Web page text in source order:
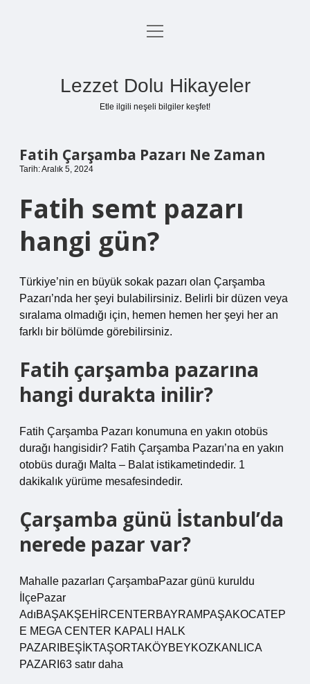
Anasayfa
menüyü
Lezzet Dolu Hikayeler
Etle ilgili neşeli bilgiler keşfet!
Fatih Çarşamba Pazarı Ne Zaman
Tarih: Aralık 5, 2024
Fatih semt pazarı
hangi gün?
Türkiye’nin en büyük sokak pazarı olan Çarşamba
Pazarı’nda her şeyi bulabilirsiniz. Belirli bir düzen veya
sıralama olmadığı için, hemen hemen her şeyi her an
farklı bir bölümde görebilirsiniz.
Fatih çarşamba pazarına
hangi durakta inilir?
Fatih Çarşamba Pazarı konumuna en yakın otobüs
durağı hangisidir? Fatih Çarşamba Pazarı’na en yakın
otobüs durağı Malta – Balat istikametindedir. 1
dakikalık yürüme mesafesindedir.
Çarşamba günü İstanbul’da
nerede pazar var?
Mahalle pazarları ÇarşambaPazar günü kuruldu
İlçePazar
AdıBAŞAKŞEHİRCENTERBAYRAMPAŞAKOCATEP
E MEGA CENTER KAPALI HALK
PAZARIBEŞİKTAŞORTAKÖYBEYKOZKANLICA ​​​​​​​​
PAZARI63 satır daha